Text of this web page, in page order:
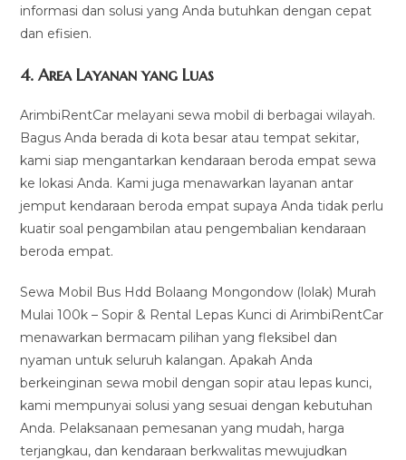
informasi dan solusi yang Anda butuhkan dengan cepat
dan efisien.
4.Area Layanan yang Luas
ArimbiRentCar melayani sewa mobil di berbagai wilayah.
Bagus Anda berada di kota besar atau tempat sekitar,
kami siap mengantarkan kendaraan beroda empat sewa
ke lokasi Anda. Kami juga menawarkan layanan antar
jemput kendaraan beroda empat supaya Anda tidak perlu
kuatir soal pengambilan atau pengembalian kendaraan
beroda empat.
Sewa Mobil Bus Hdd Bolaang Mongondow (lolak) Murah
Mulai 100k – Sopir & Rental Lepas Kunci di ArimbiRentCar
menawarkan bermacam pilihan yang fleksibel dan
nyaman untuk seluruh kalangan. Apakah Anda
berkeinginan sewa mobil dengan sopir atau lepas kunci,
kami mempunyai solusi yang sesuai dengan kebutuhan
Anda. Pelaksanaan pemesanan yang mudah, harga
terjangkau, dan kendaraan berkwalitas mewujudkan